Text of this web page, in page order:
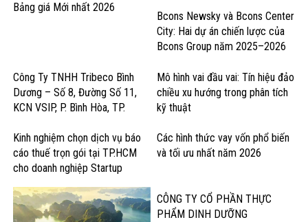
Bảng giá Mới nhất 2026
Bcons Newsky và Bcons Center
City: Hai dự án chiến lược của
Bcons Group năm 2025–2026
Công Ty TNHH Tribeco Bình
Dương – Số 8, Đường Số 11,
KCN VSIP, P. Bình Hòa, TP.
Khát & Thực Phẩm
Mô hình vai đầu vai: Tín hiệu đảo
chiều xu hướng trong phân tích
kỹ thuật
Kinh nghiệm chọn dịch vụ báo
cáo thuế trọn gói tại TP.HCM
cho doanh nghiệp Startup
Các hình thức vay vốn phổ biến
và tối ưu nhất năm 2026
CÔNG TY CỔ PHẦN THỰC
PHẨM DINH DƯỠNG